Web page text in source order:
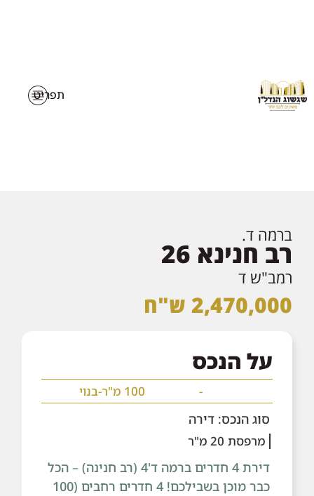
ברמה ד.
רב חנינא 26
רמב"ש ד
2,470,000 ש"ח
על הנכס
- 100 מ"ר-בנוי
סוג הנכס: דירה
מרפסת 20 מ"ר
דירת 4 חדרים ברמה ד'4 (רב חנינה) – הכל
כבר מוכן בשבילכם! 4 חדרים רחבים (100